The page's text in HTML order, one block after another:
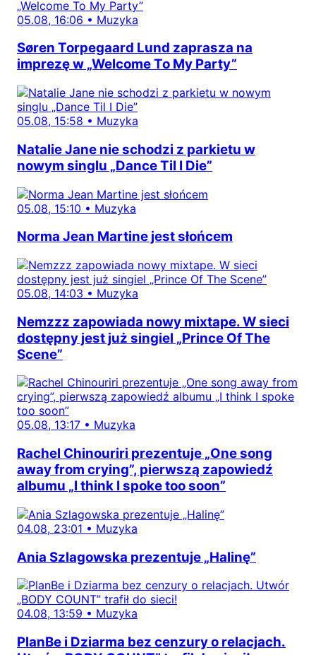
05.08, 16:06 • Muzyka
Søren Torpegaard Lund zaprasza na
imprezę w „Welcome To My Party”
05.08, 15:58 • Muzyka
Natalie Jane nie schodzi z parkietu w
nowym singlu „Dance Til I Die”
05.08, 15:10 • Muzyka
Norma Jean Martine jest słońcem
05.08, 14:03 • Muzyka
Nemzzz zapowiada nowy mixtape. W sieci
dostępny jest już singiel „Prince Of The
Scene”
05.08, 13:17 • Muzyka
Rachel Chinouriri prezentuje „One song
away from crying”, pierwszą zapowiedź
albumu „I think I spoke too soon”
04.08, 23:01 • Muzyka
Ania Szlagowska prezentuje „Halinę”
04.08, 13:59 • Muzyka
PlanBe i Dziarma bez cenzury o relacjach.